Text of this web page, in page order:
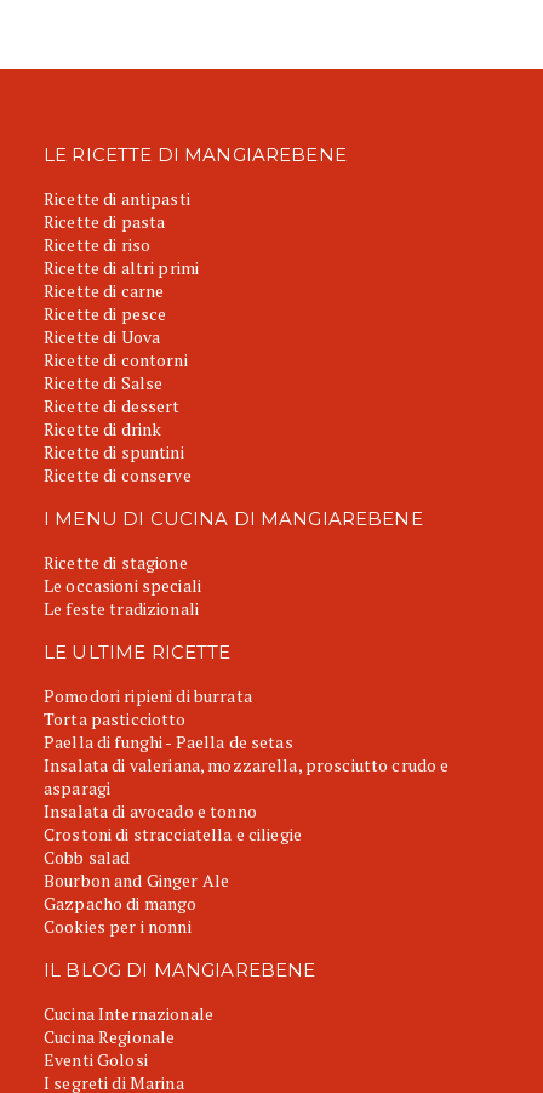
LE RICETTE DI MANGIAREBENE
Ricette di antipasti
Ricette di pasta
Ricette di riso
Ricette di altri primi
Ricette di carne
Ricette di pesce
Ricette di Uova
Ricette di contorni
Ricette di Salse
Ricette di dessert
Ricette di drink
Ricette di spuntini
Ricette di conserve
I MENU DI CUCINA DI MANGIAREBENE
Ricette di stagione
Le occasioni speciali
Le feste tradizionali
LE ULTIME RICETTE
Pomodori ripieni di burrata
Torta pasticciotto
Paella di funghi - Paella de setas
Insalata di valeriana, mozzarella, prosciutto crudo e
asparagi
Insalata di avocado e tonno
Crostoni di stracciatella e ciliegie
Cobb salad
Bourbon and Ginger Ale
Gazpacho di mango
Cookies per i nonni
IL BLOG DI MANGIAREBENE
Cucina Internazionale
Cucina Regionale
Eventi Golosi
I segreti di Marina